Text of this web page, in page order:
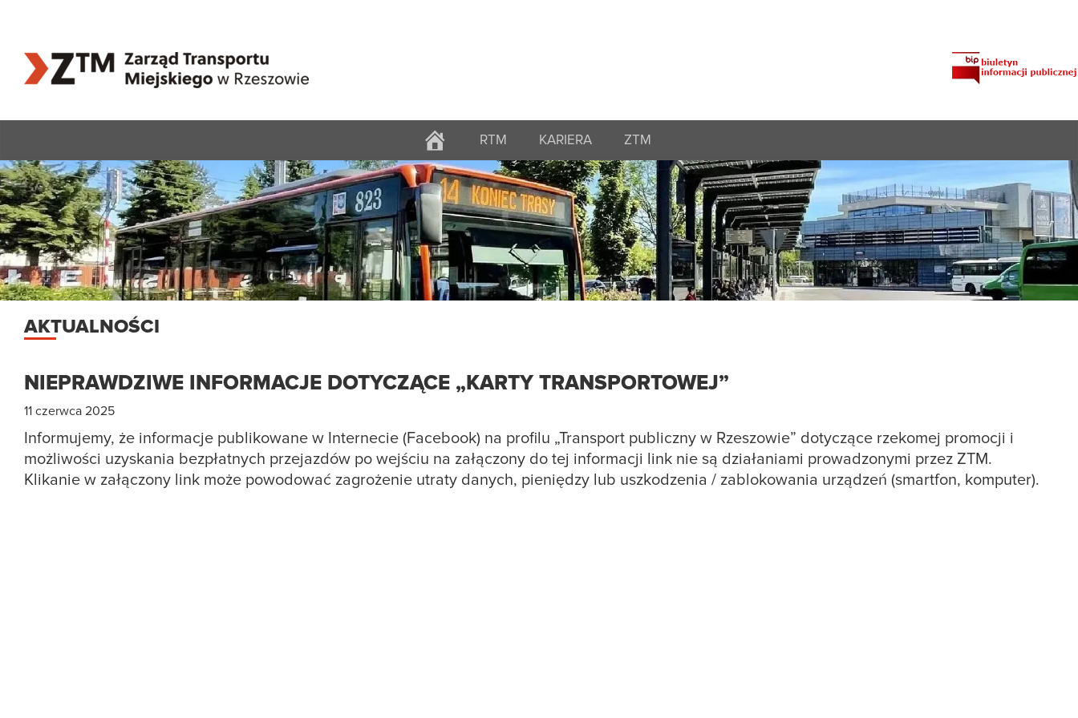
STRONA
GŁÓWNA
RTM KARIERA ZTM
AKTUALNOŚCI
NIEPRAWDZIWE INFORMACJE DOTYCZĄCE „KARTY TRANSPORTOWEJ”
11 czerwca 2025
Informujemy, że informacje publikowane w Internecie (Facebook) na profilu „Transport publiczny w Rzeszowie” dotyczące rzekomej promocji i
możliwości uzyskania bezpłatnych przejazdów po wejściu na załączony do tej informacji link nie są działaniami prowadzonymi przez ZTM.
Klikanie w załączony link może powodować zagrożenie utraty danych, pieniędzy lub uszkodzenia / zablokowania urządzeń (smartfon, komputer).